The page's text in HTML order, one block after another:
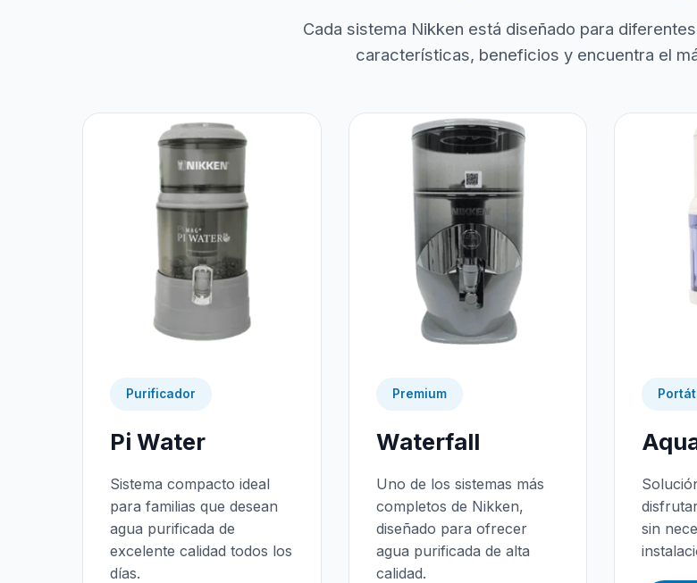
Cada sistema Nikken está diseñado para
características, beneficios y encuentra el
Purificador
Pi Water
Sistema compacto ideal
para familias que desean
agua purificada de
excelente calidad todos los
días.
Premium
Waterfall
Uno de los sistemas más
completos de Nikken,
diseñado para ofrecer
agua purificada de alta
calidad.
sin